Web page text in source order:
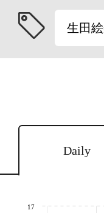
生田
Daily
17